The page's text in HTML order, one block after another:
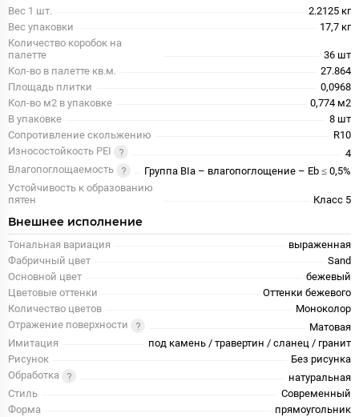
Вес 1 шт.
2.2125 кг
Вес упаковки
17,7 кг
Количество коробок на
палетте
36 шт
Кол-во в палетте кв.м.
27.864
Площадь плитки
0,0968
Кол-во м2 в упаковке
0,774 м2
В упаковке
8 шт
Сопротивление скольжению
R10
Износостойкость PEI
4
Влагопоглощаемость
Группа BIa – влагопоглощение – Eb ≤ 0,5%
Устойчивость к образованию
пятен
Класс 5
Внешнее исполнение
Тональная вариация
выраженная
Фабричный цвет
Sand
Основной цвет
бежевый
Цветовые оттенки
Оттенки бежевого
Количество цветов
Моноколор
Отражение поверхности
Матовая
Имитация
под камень / травертин / сланец / гранит
Рисунок
Без рисунка
Обработка
натуральная
Стиль
Современный
Форма
прямоугольник